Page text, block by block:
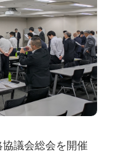
議会総会を開催